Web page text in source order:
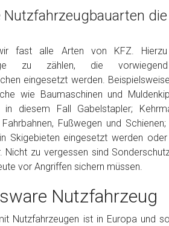
fast alle Arten von KFZ.
zu zählen, die
eingesetzt werden.
wie Baumaschinen und
in diesem Fall Gabelstapler;
Fußwegen und
Skigebieten eingesetzt werden
Nicht zu vergessen sind
vor Angriffen sichern müssen.
Nutzfahrzeug
Nutzfahrzeugen ist in Europa und